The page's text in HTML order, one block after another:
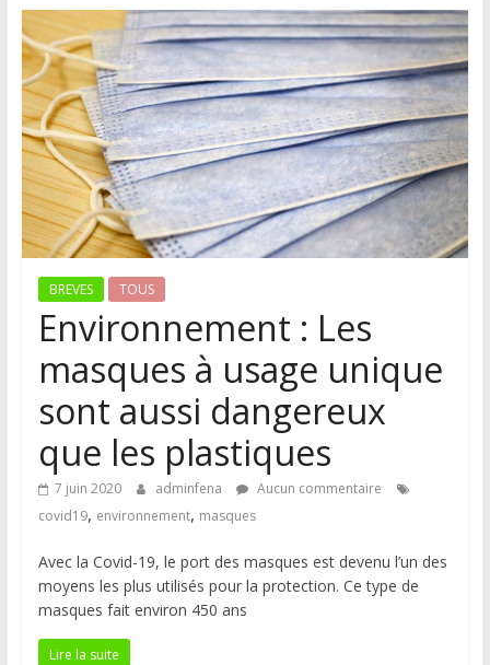
BREVES TOUS
Environnement : Les
masques à usage unique
sont aussi dangereux
que les plastiques
7 juin 2020 adminfena
Aucun commentaire
covid19, environnement, masques
Avec la Covid-19, le port des masques est devenu l’un des
moyens les plus utilisés pour la protection. Ce type de
masques fait environ 450 ans
Lire la suite